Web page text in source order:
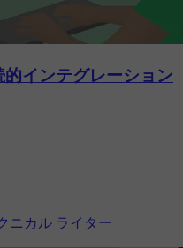
インテグレーション
ニカル ライター